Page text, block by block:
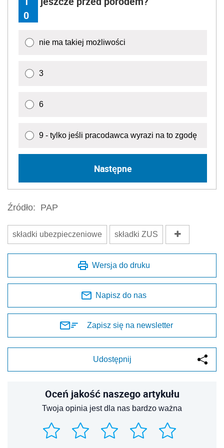
0
nie ma takiej możliwości
3
6
9 - tylko jeśli pracodawca wyrazi na to zgodę
Następne
Źródło: PAP
składki ubezpieczeniowe składki ZUS
Wersja do druku
Napisz do nas
Zapisz się na newsletter
Udostępnij
Oceń jakość naszego artykułu
Twoja opinia jest dla nas bardzo ważna